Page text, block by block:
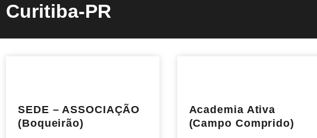
Curitiba-PR
SEDE – ASSOCIAÇÃO
(Boqueirão)
Academia Ativa
(Campo Comprido)